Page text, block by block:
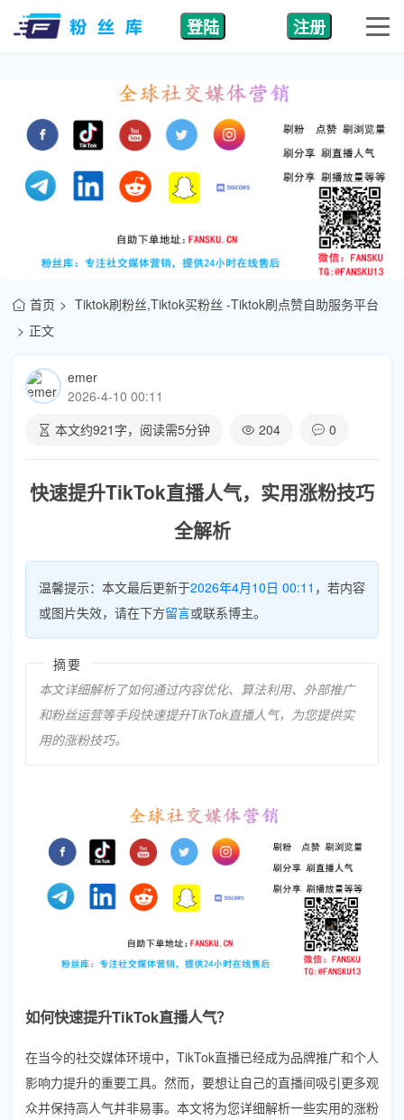
登陆 注册
首页
Tiktok刷粉丝,Tiktok买粉丝 -Tiktok刷点赞自助服务平台
正文
emer
2026-4-10 00:11
本文约921 字，阅读需5分钟 204 0
快速提升TikTok直播人气，实用涨粉技巧
全解析
温馨提示：本文最后更新于2026年4月10日 00:11 ，若内容
或图片失效，请在下方留言或联系博主。
摘要
本文详细解析了如何通过内容优化、算法利用、外部推广
和粉丝运营等手段快速提升TikTok直播人气，为您提供实
用的涨粉技巧。
如何快速提升TikTok直播人气？
在当今的社交媒体环境中，TikTok直播已经成为品牌推广和个人
影响力提升的重要工具。然而，要想让自己的直播间吸引更多观
众并保持高人气并非易事。本文将为您详细解析一些实用的涨粉